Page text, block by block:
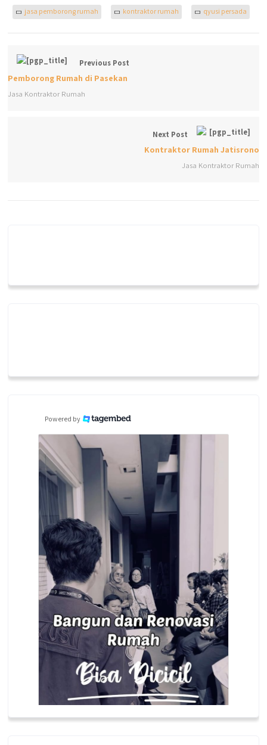
jasa pemborong rumah kontraktor rumah qyusi persada
Previous Post
Pemborong Rumah di Pasekan
Jasa Kontraktor Rumah
Next Post
Kontraktor Rumah Jatisrono
Jasa Kontraktor Rumah
Powered by